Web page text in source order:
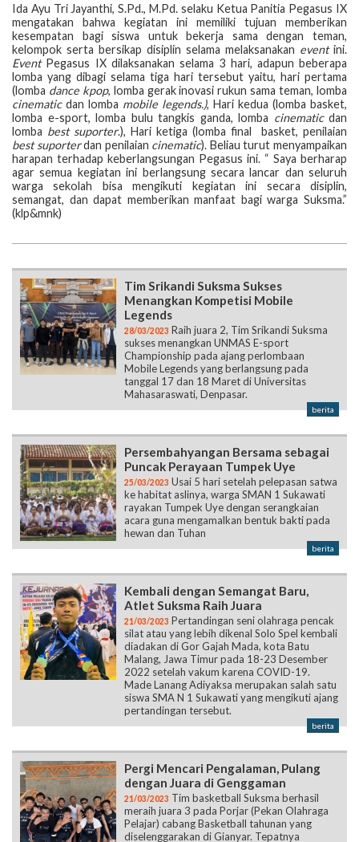
Ida Ayu Tri Jayanthi, S.Pd., M.Pd. selaku Ketua Panitia Pegasus IX
mengatakan bahwa kegiatan ini memiliki tujuan memberikan
kesempatan bagi siswa untuk bekerja sama dengan teman,
kelompok serta bersikap disiplin selama melaksanakan eventini.
EventPegasus IX dilaksanakan selama 3 hari, adapun beberapa
lomba yang dibagi selama tiga hari tersebut yaitu, hari pertama
(lomba dance kpop, lomba gerak inovasi rukun sama teman, lomba
cinematicdan lomba mobile legends.), Hari kedua (lomba basket,
lomba e-sport, lomba bulu tangkis ganda, lomba cinematicdan
lomba best suporter.), Hari ketiga (lomba final basket, penilaian
best suporterdan penilaian cinematic). Beliau turut menyampaikan
harapan terhadap keberlangsungan Pegasus ini. “ Saya berharap
agar semua kegiatan ini berlangsung secara lancar dan seluruh
warga sekolah bisa mengikuti kegiatan ini secara disiplin,
semangat, dan dapat memberikan manfaat bagi warga Suksma.”
(klp&mnk)
Tim Srikandi Suksma Sukses
Menangkan Kompetisi Mobile
Legends
28/03/2023 Raih juara 2, Tim Srikandi Suksma
sukses menangkan UNMAS E-sport
Championship pada ajang perlombaan
Mobile Legends yang berlangsung pada
tanggal 17 dan 18 Maret di Universitas
Mahasaraswati, Denpasar.
berita
Persembahyangan Bersama sebagai
Puncak Perayaan Tumpek Uye
25/03/2023 Usai 5 hari setelah pelepasan satwa
ke habitat aslinya, warga SMAN 1 Sukawati
rayakan Tumpek Uye dengan serangkaian
acara guna mengamalkan bentuk bakti pada
hewan dan Tuhan
berita
Kembali dengan Semangat Baru,
Atlet Suksma Raih Juara
21/03/2023 Pertandingan seni olahraga pencak
silat atau yang lebih dikenal Solo Spel kembali
diadakan di Gor Gajah Mada, kota Batu
Malang, Jawa Timur pada 18-23 Desember
2022 setelah vakum karena COVID-19.
Made Lanang Adiyaksa merupakan salah satu
siswa SMA N 1 Sukawati yang mengikuti ajang
pertandingan tersebut.
berita
Pergi Mencari Pengalaman, Pulang
dengan Juara di Genggaman
21/03/2023 Tim basketball Suksma berhasil
meraih juara 3 pada Porjar (Pekan Olahraga
Pelajar) cabang Basketball tahunan yang
diselenggarakan di Gianyar. Tepatnya